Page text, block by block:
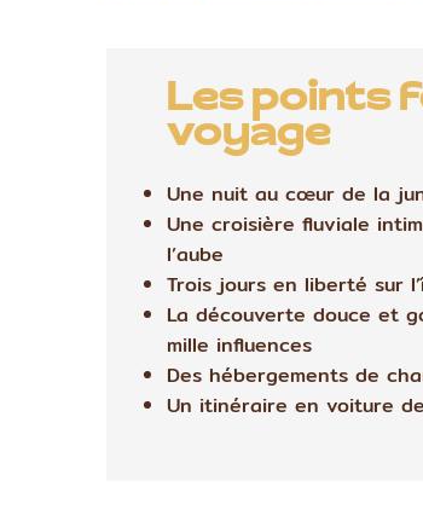
Les points
voyage
Une nuit au cœur de la
Une croisière fluviale
l’aube
Trois jours en liberté sur
La découverte douce et
mille influences
Des hébergements de
Un itinéraire en voiture